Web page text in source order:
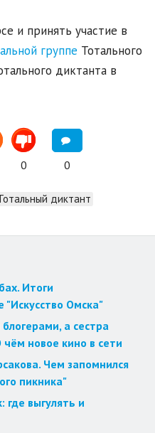
и принять участие в
группе Тотального
диктанта в
0 0
диктант
Итоги
"Искусство Омска"
а сестра
новое кино в сети
Чем запомнился
пикника"
выгулять и